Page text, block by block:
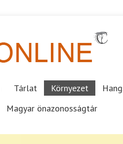
Tárlat Környezet
Magyar önazonosságtár